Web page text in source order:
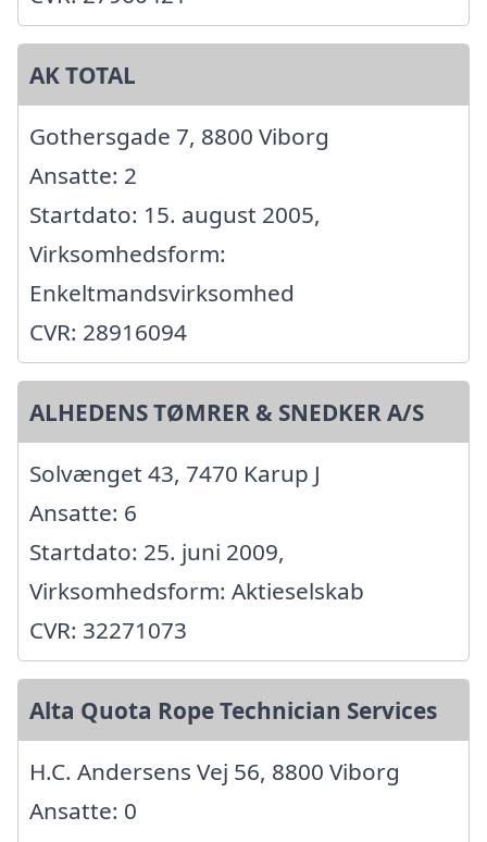
AK TOTAL
Gothersgade 7, 8800 Viborg
Ansatte: 2
Startdato: 15. august 2005,
Virksomhedsform:
Enkeltmandsvirksomhed
CVR: 28916094
ALHEDENS TØMRER & SNEDKER A/S
Solvænget 43, 7470 Karup J
Ansatte: 6
Startdato: 25. juni 2009,
Virksomhedsform: Aktieselskab
CVR: 32271073
Alta Quota Rope Technician Services
H.C. Andersens Vej 56, 8800 Viborg
Ansatte: 0